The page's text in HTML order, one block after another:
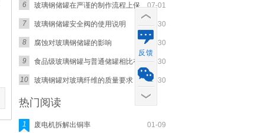
07-01
6 玻璃钢储罐在严谨的制作流程上保
06-30
7 玻璃钢储罐安全阀的使用说明
06-30
8 腐蚀对玻璃钢储罐的影响
06-30
9 食品级玻璃钢罐与普通储罐相比有
06-30
10 玻璃钢罐对玻璃纤维的质量要求
热门阅读
01-09
1 废电机拆解出铜率
反馈